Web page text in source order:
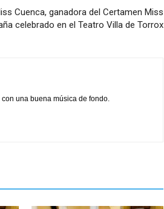
Cuenca, ganadora del Certamen Miss
celebrado en el Teatro Villa de Torrox
una buena música de fondo.